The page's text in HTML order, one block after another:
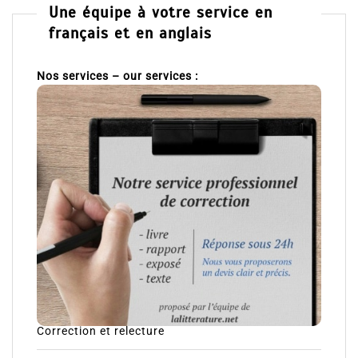
Une équipe à votre service en
français et en anglais
Nos services – our services :
Correction et relecture